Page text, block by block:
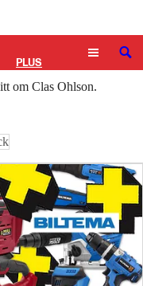
PLUS SÖK
om Clas Ohlson.